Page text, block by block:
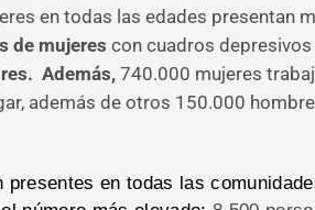
en todas las edades presentan
de mujeres con cuadros
Además, 740.000 mujeres
además de otros 150.000
en todas las